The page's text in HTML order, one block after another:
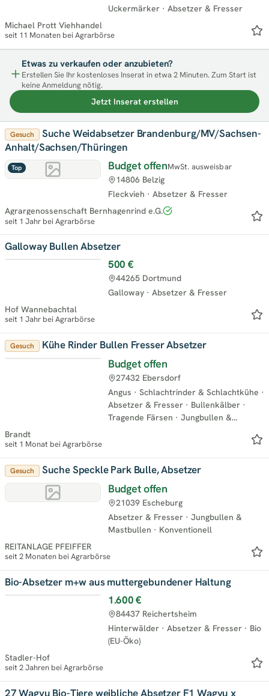
Uckermärker · Absetzer & Fresser
Michael Prott Viehhandel
seit 11 Monaten bei Agrarbörse
Etwas zu verkaufen oder anzubieten?
Erstellen Sie Ihr kostenloses Inserat in etwa 2 Minuten. Zum Start ist
keine Anmeldung nötig.
Jetzt Inserat erstellen
Top
Gesuch
Suche Weidabsetzer Brandenburg/MV/Sachsen-
Anhalt/Sachsen/Thüringen
Budget offenMwSt. ausweisbar
Fleckvieh · Absetzer & Fresser
14806 Belzig
Agrargenossenschaft Bernhagenrind e.G.
seit 1 Jahr bei Agrarbörse
Galloway Bullen Absetzer
500 €
Galloway · Absetzer & Fresser
44265 Dortmund
Hof Wannebachtal
seit 1 Jahr bei Agrarbörse
Gesuch Kühe Rinder Bullen Fresser Absetzer
Budget offen
Angus · Schlachtrinder & Schlachtkühe ·
Absetzer & Fresser · Bullenkälber ·
Tragende Färsen · Jungbullen &
27432 Ebersdorf
Brandt
seit 1 Monat bei Agrarbörse
Gesuch Suche Speckle Park Bulle, Absetzer
Budget offen
Absetzer & Fresser · Jungbullen &
Mastbullen · Konventionell
21039 Escheburg
REITANLAGE PFEIFFER
seit 2 Monaten bei Agrarbörse
Bio-Absetzer m+w aus muttergebundener Haltung
1.600 €
Hinterwälder · Absetzer & Fresser · Bio
(EU-Öko)
84437 Reichertsheim
Stadler-Hof
seit 2 Jahren bei Agrarbörse
27 Wagyu Bio-Tiere weibliche Absetzer F1 Wagyu x